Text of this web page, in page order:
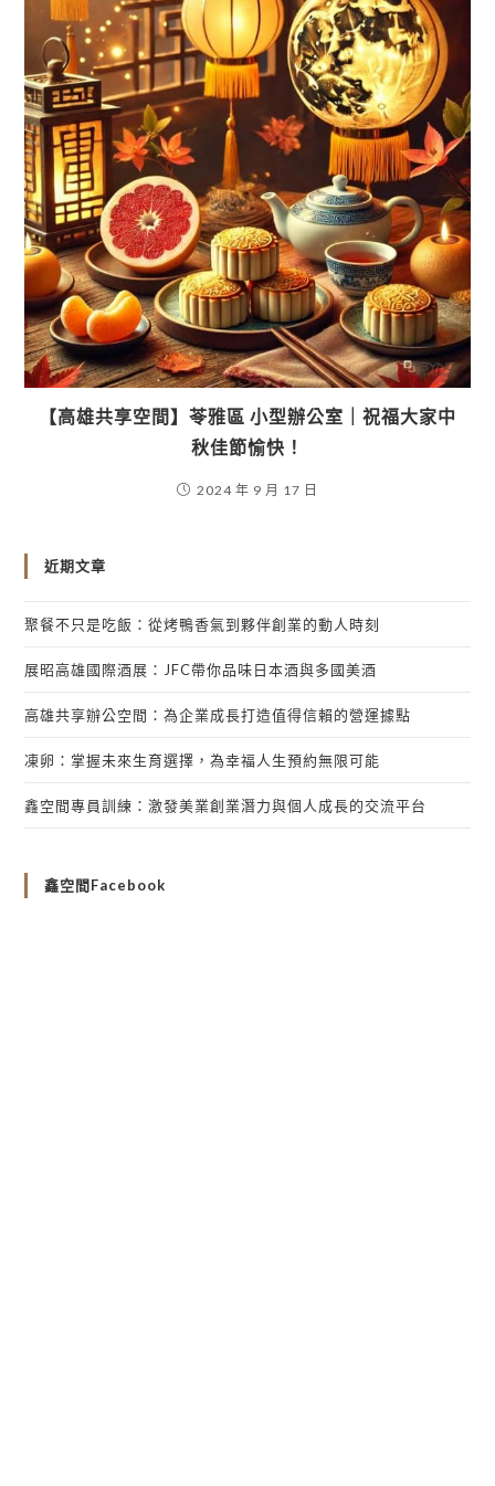
【高雄共享空間】苓雅區 小型辦公室｜祝福大家中
秋佳節愉快！
2024 年 9 月 17 日
近期文章
聚餐不只是吃飯：從烤鴨香氣到夥伴創業的動人時刻
展昭高雄國際酒展：JFC帶你品味日本酒與多國美酒
高雄共享辦公空間：為企業成長打造值得信賴的營運據點
凍卵：掌握未來生育選擇，為幸福人生預約無限可能
鑫空間專員訓練：激發美業創業潛力與個人成長的交流平台
鑫空間Facebook